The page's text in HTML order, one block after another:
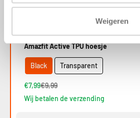
Weigeren
Amazfit Active TPU hoesje
Black Transparent
€7,99€9,99
Wij betalen de verzending